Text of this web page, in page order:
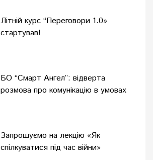
Літній курс “Переговори 1.0»
стартував!
БО “Смарт Ангел”: відверта
розмова про комунікацію в умовах
Запрошуємо на лекцію «Як
спілкуватися під час війни»